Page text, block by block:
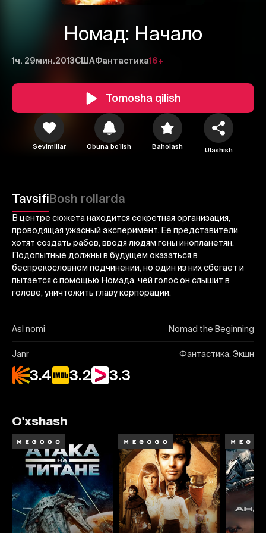
Номад: Начало
1ч. 29мин.2013СШАФантастика16+
Tomosha qilish
Sevimlilar Obuna boʻlish Baholash Ulashish
TavsifiBosh rollarda
В центре сюжета находится секретная организация,
проводящая ужасный эксперимент. Ее представители
хотят создать рабов, вводя людям гены инопланетян.
Подопытные должны в будущем оказаться в
беспрекословном подчинении, но один из них сбегает и
пытается с помощью Номада, чей голос он слышит в
голове, уничтожить главу корпорации.
Asl nomi Nomad the Beginning
Janr Фантастика, Экшн
3.4 3.2 3.3
Yuborish
O'xshash